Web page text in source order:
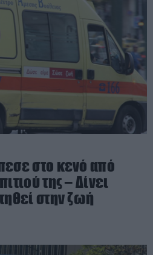
στο κενό από
της – Δίνει
στην ζωή